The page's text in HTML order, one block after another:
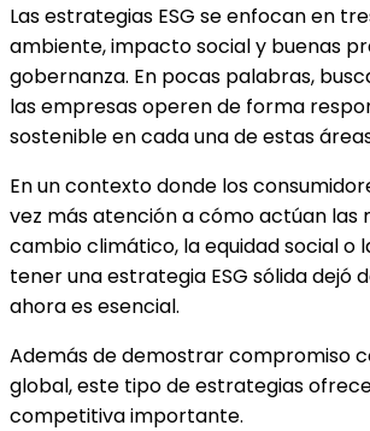
Las estrategias ESG se enfocan en
ambiente, impacto social y buenas
gobernanza. En pocas palabras,
las empresas operen de forma
sostenible en cada una de estas
En un contexto donde los
vez más atención a cómo actúan las
cambio climático, la equidad social o
tener una estrategia ESG sólida dejó
ahora es esencial.
Además de demostrar compromiso
global, este tipo de estrategias
competitiva importante.